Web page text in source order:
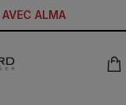
ALMA